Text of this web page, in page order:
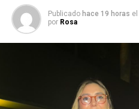
Publicado hace 19 horas el
por Rosa